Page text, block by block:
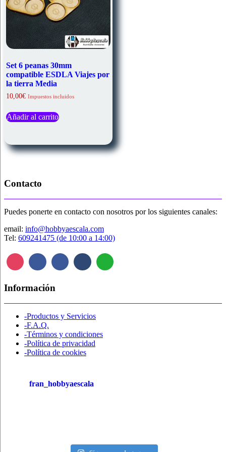
Set 6 peanas 30mm
compatible ESDLA Viajes por
la tierra Media
10,00€ Impuestos incluidos
Añadir al carrito
Contacto
Puedes ponerte en contacto con nosotros por los siguientes canales:
email: info@hobbyaescala.com
Tel: 609241475 (de 10:00 a 14:00)
Información
-Productos y Servicios
-F.A.Q.
-Términos y condiciones
-Política de privacidad
-Política de cookies
fran_hobbyaescala